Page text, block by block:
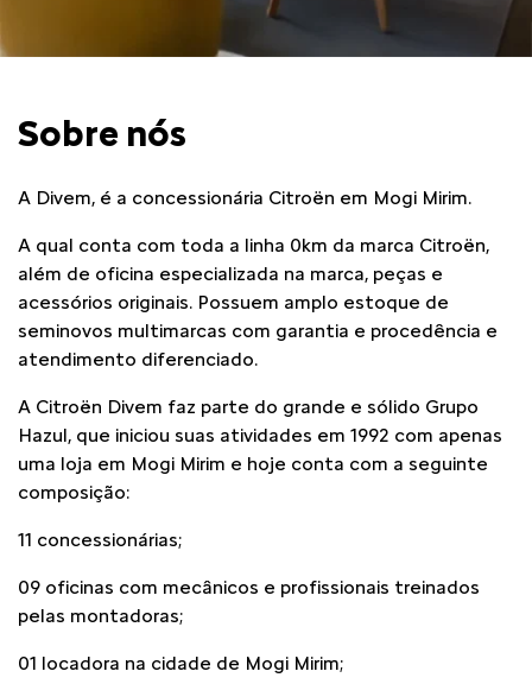
Sobre nós
A Divem, é a concessionária Citroën em Mogi Mirim.
A qual conta com toda a linha 0km da marca Citroën,
além de oficina especializada na marca, peças e
acessórios originais. Possuem amplo estoque de
seminovos multimarcas com garantia e procedência e
atendimento diferenciado.
A Citroën Divem faz parte do grande e sólido Grupo
Hazul, que iniciou suas atividades em 1992 com apenas
uma loja em Mogi Mirim e hoje conta com a seguinte
composição:
11 concessionárias;
09 oficinas com mecânicos e profissionais treinados
pelas montadoras;
01 locadora na cidade de Mogi Mirim;